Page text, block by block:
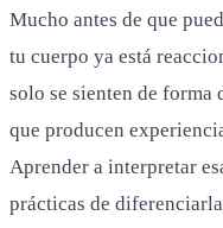
Mucho antes de que
tu cuerpo ya está
solo se sienten de
que producen
Aprender a interpretar
prácticas de